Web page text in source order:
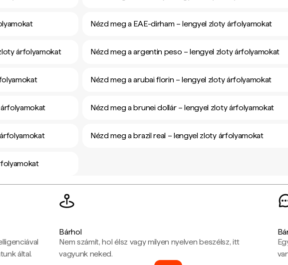
Nézd meg a EAE-dirham – lengyel zloty árfolyamokat
árfolyamokat Nézd meg a argentin peso – lengyel zloty árfolyamokat
Nézd meg a arubai florin – lengyel zloty árfolyamokat
Nézd meg a brunei dollár – lengyel zloty árfolyamokat
Nézd meg a brazil real – lengyel zloty árfolyamokat
által.
Bárhol
Nem számít, hol élsz vagy milyen nyelven beszélsz, itt
vagyunk neked.